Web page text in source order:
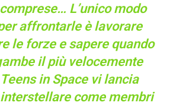
L’unico modo
affrontarle è lavorare
le forze e sapere quando
il più velocemente
in Space vi lancia
come membri